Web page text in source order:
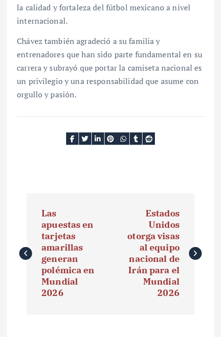
la calidad y fortaleza del fútbol mexicano a nivel
internacional.
Chávez también agradeció a su familia y
entrenadores que han sido parte fundamental en su
carrera y subrayó que portar la camiseta nacional es
un privilegio y una responsabilidad que asume con
orgullo y pasión.
v
e
Las
apuestas en
tarjetas
amarillas
generan
polémica en
Mundial
2026
Estados
Unidos
otorga visas
al equipo
nacional de
Irán para el
Mundial
2026